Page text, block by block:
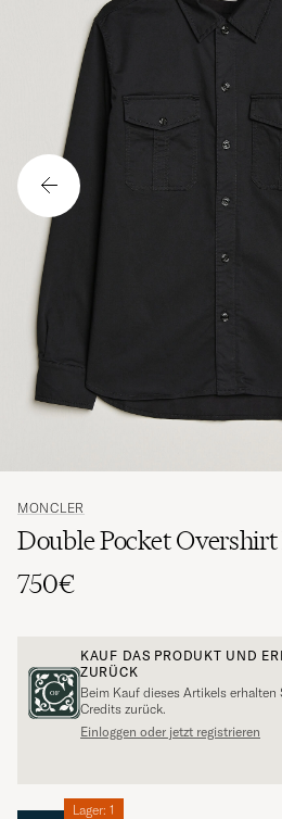
MONCLER
Double Pocket
750€
KAUF DAS PRODUKT UND
ZURÜCK
Beim Kauf dieses Artikels erhalten
Credits zurück.
Einloggen oder jetzt registrieren
Lager: 1